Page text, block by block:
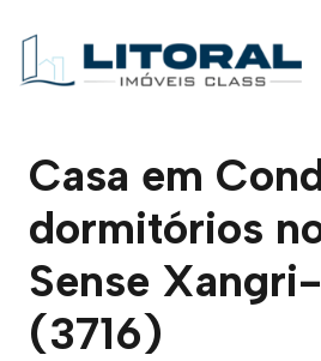
Casa em
dormitórios
Sense
(3716)